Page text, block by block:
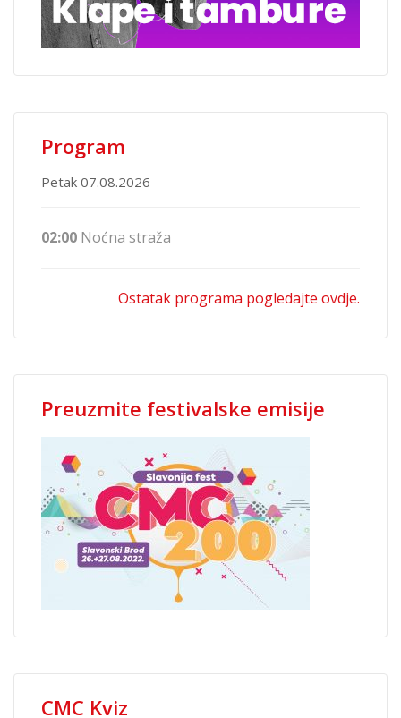
Program
Petak 07.08.2026
02:00 Noćna straža
Ostatak programa pogledajte ovdje.
Preuzmite festivalske emisije
CMC Kviz